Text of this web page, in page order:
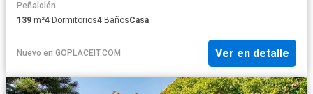
Peñalolén
139 m²4 Dormitorios4 BañosCasa
Nuevo en GOPLACEIT.COM Ver en detalle